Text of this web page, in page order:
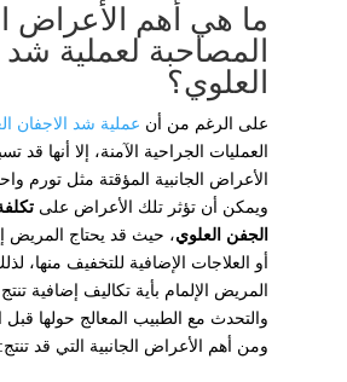
ما هي أهم الأعراض
المصاحبة لعملية
العلوي؟
على الرغم من أن عملية شد الاجفان
العمليات الجراحية الآمنة، إلا أنها
الأعراض الجانبية المؤقتة مثل تورم
ويمكن أن تؤثر تلك الأعراض على
الجفن العلوي، حيث قد يحتاج المريض
أو العلاجات الإضافية للتخفيف منها،
المريض الإلمام بأية تكاليف إضافية
والتحدث مع الطبيب المعالج حولها قبل
ومن أهم الأعراض الجانبية التي قد تنتج: